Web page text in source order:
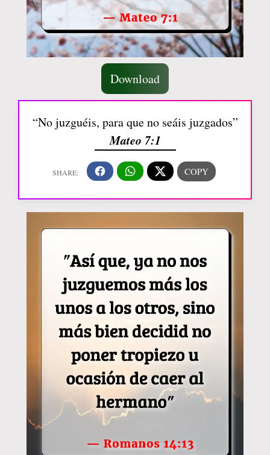
Download
“No juzguéis, para que no seáis juzgados”
Mateo 7:1